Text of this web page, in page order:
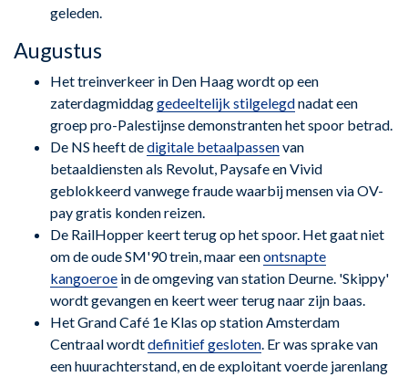
geleden.
Augustus
Het treinverkeer in Den Haag wordt op een
zaterdagmiddaggedeeltelijk stilgelegdnadat een
groep pro-Palestijnse demonstranten het spoor betrad.
De NS heeft dedigitale betaalpassenvan
betaaldiensten als Revolut, Paysafe en Vivid
geblokkeerd vanwege fraude waarbij mensen via OV-
pay gratis konden reizen.
De RailHopper keert terug op het spoor. Het gaat niet
om de oude SM'90 trein, maar eenontsnapte
kangoeroe in de omgeving van station Deurne. 'Skippy'
wordt gevangen en keert weer terug naar zijn baas.
Het Grand Café 1e Klas op station Amsterdam
Centraal wordtdefinitief gesloten. Er was sprake van
een huurachterstand, en de exploitant voerde jarenlang